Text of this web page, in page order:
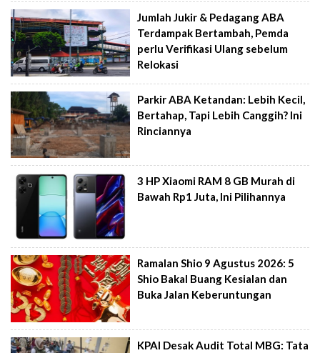
Jumlah Jukir & Pedagang ABA
Terdampak Bertambah, Pemda
perlu Verifikasi Ulang sebelum
Relokasi
Parkir ABA Ketandan: Lebih Kecil,
Bertahap, Tapi Lebih Canggih? Ini
Rinciannya
3 HP Xiaomi RAM 8 GB Murah di
Bawah Rp1 Juta, Ini Pilihannya
Ramalan Shio 9 Agustus 2026: 5
Shio Bakal Buang Kesialan dan
Buka Jalan Keberuntungan
KPAI Desak Audit Total MBG: Tata